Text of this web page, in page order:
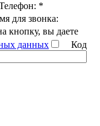
*
для звонка:
кнопку, вы даете
данных
Код